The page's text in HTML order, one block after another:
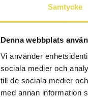
Samtycke
Denna webbplats
Vi använder
sociala medier och
till de sociala medier
med annan information
Flen
Norrköping
Stockholm
Södermalm